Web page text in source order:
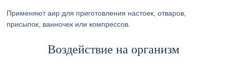
Применяют аир для приготовления настоек, отваров,
присыпок, ванночек или компрессов.
Воздействие на организм